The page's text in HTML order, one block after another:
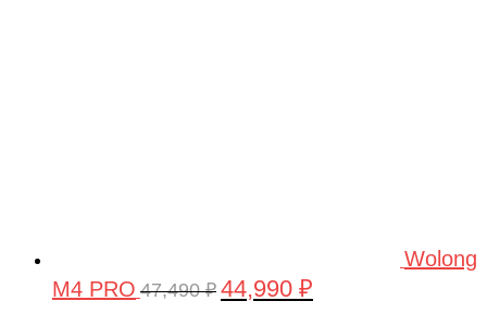
Wolong
M4 PRO 47,490₽ Первоначальная
44,990 ₽